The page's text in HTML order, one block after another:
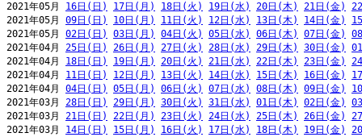
2021年05月 16日(日) 17日(月) 18日(火) 19日(水) 20日(木) 21日(金)
2021年05月 09日(日) 10日(月) 11日(火) 12日(水) 13日(木) 14日(金)
2021年05月 02日(日) 03日(月) 04日(火) 05日(水) 06日(木) 07日(金)
2021年04月 25日(日) 26日(月) 27日(火) 28日(水) 29日(木) 30日(金)
2021年04月 18日(日) 19日(月) 20日(火) 21日(水) 22日(木) 23日(金)
2021年04月 11日(日) 12日(月) 13日(火) 14日(水) 15日(木) 16日(金)
2021年04月 04日(日) 05日(月) 06日(火) 07日(水) 08日(木) 09日(金)
2021年03月 28日(日) 29日(月) 30日(火) 31日(水) 01日(木) 02日(金)
2021年03月 21日(日) 22日(月) 23日(火) 24日(水) 25日(木) 26日(金)
2021年03月 14日(日) 15日(月) 16日(火) 17日(水) 18日(木) 19日(金)